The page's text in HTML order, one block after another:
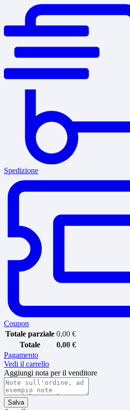
Spedizione
Coupon
Totale parziale 0,00 €
Totale
0,00 €
Pagamento
Vedi il carrello
Aggiungi nota per il venditore
Salva